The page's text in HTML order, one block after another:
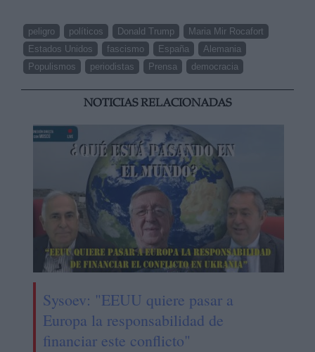
peligro políticos Donald Trump
Maria Mir Rocafort
Estados Unidos
fascismo España
Alemania
Populismos
periodistas Prensa democracia
NOTICIAS RELACIONADAS
Sysoev: "EEUU quiere pasar a
Europa la responsabilidad de
financiar este conflicto"